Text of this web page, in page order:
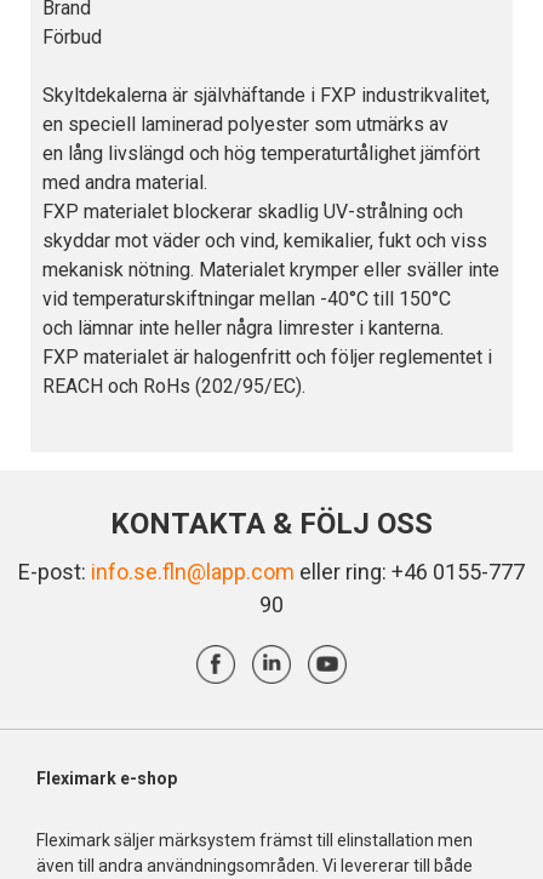
Brand
Förbud
Skyltdekalerna är självhäftande i FXP industrikvalitet,
en speciell laminerad polyester som utmärks av
en lång livslängd och hög temperaturtålighet jämfört
med andra material.
FXP materialet blockerar skadlig UV-strålning och
skyddar mot väder och vind, kemikalier, fukt och viss
mekanisk nötning. Materialet krymper eller sväller inte
vid temperaturskiftningar mellan -40°C till 150°C
och lämnar inte heller några limrester i kanterna.
FXP materialet är halogenfritt och följer reglementet i
REACH och RoHs (202/95/EC).
KONTAKTA & FÖLJ OSS
E-post: info.se.fln@lapp.com eller ring: +46 0155-777
90
Fleximark e-shop
Fleximark säljer märksystem främst till elinstallation men
även till andra användningsområden. Vi levererar till både